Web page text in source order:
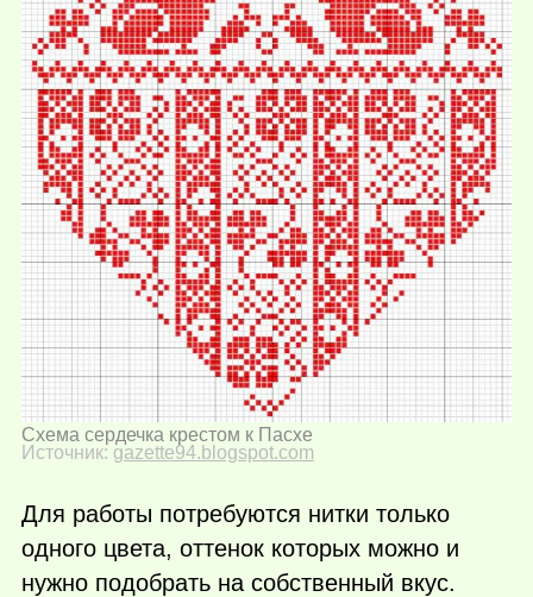
Схема сердечка крестом к Пасхе
Источник: gazette94.blogspot.com
Для работы потребуются нитки только
одного цвета, оттенок которых можно и
нужно подобрать на собственный вкус.